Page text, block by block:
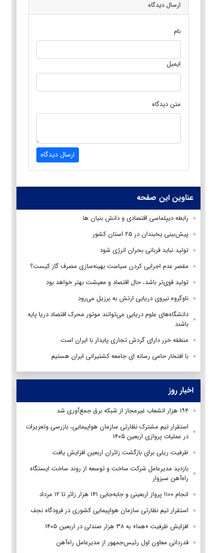
ارسال دیدگاه
نام
ایمیل
متن دیدگاه
ارسال دیدگاه
عناوین این صفحه
رابطه دیپلماسی اقتصادی و دانش بنیان ها
پیش‌بینی یخبندان در ۲۵ استان کشور
تولید نباید قربانی بحران انرژی شود
مقصر عدم اجرایی کردن سیاست بهینه‌سازی مصرف گاز کیست؟
تولید قوی‌تر باشد، حال اقتصاد و معیشت بهتر خواهد بود
ناوگروه نیروی دریایی ارتش به برزیل می‌رود
دانشگاه‌های علوم دریایی می‌توانند موتور محرک اقتصاد دریا پایه
باشند
منطقه خزر دارای گردش تجاری پایدار با ایران است
با افتخار حامی رسانه ای جامعه کشتیرانی ایران هستیم
اخبار روز
۱۹۴ هزار انشعاب غیرمجاز از شبکه برق جمع‌آوری شد
استقرار تیم مشترک نظارتی سازمان هواپیمایی، بازرسی وتعزیرات
در عملیات پروازی اربعین ۱۴۰۵
ظرفیت ریلی برای بازگشت زائران اربعین افزایش یافت
بازدید مدیرعامل شرکت ساخت و توسعه از روند ساخت ایستگاه
راه‌آهن سبزوار
انجام ۱۱۰۰ پرواز اربعینی و جابه‌جایی ۱۴۱ هزار زائر تا ۱۲ مرداد
استقرار تیم‌ نظارتی سازمان هواپیمایی کشوری در فرودگاه نجف
افزایش ظرفیت «هما» به ۳۸ هزار صندلی در اربعین ۱۴۰۵
قدردانی معاون اول رئیس‌جمهور از مدیرعامل راه‌آهن